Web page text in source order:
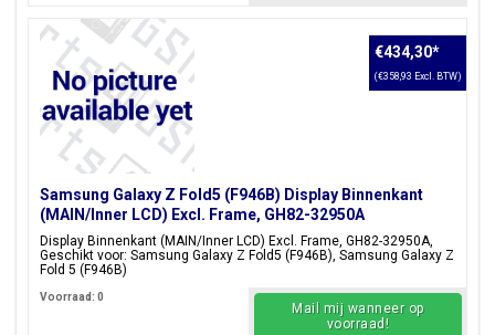
Samsung Galaxy Z Fold5 (F946B) Display Binnenkant
(MAIN/Inner LCD) Excl. Frame, GH82-32950A
Display Binnenkant (MAIN/Inner LCD) Excl. Frame, GH82-32950A,
Geschikt voor: Samsung Galaxy Z Fold5 (F946B), Samsung Galaxy Z
Fold 5 (F946B)
€434,30*
(€358,93 Excl. BTW)
Voorraad: 0
Mail mij wanneer op
voorraad!